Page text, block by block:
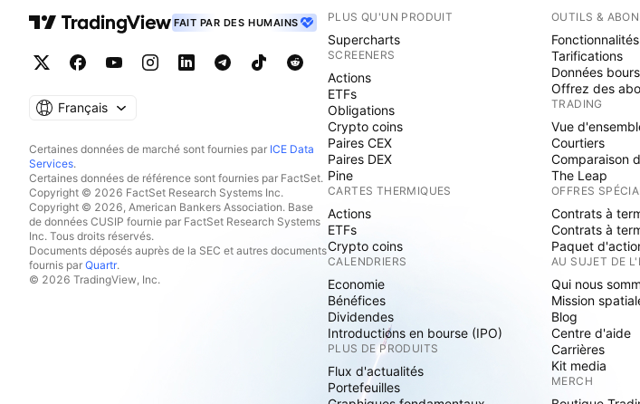
FAIT PAR DES HUMAINS
Français
Certaines données de marché sont fournies par ICE Data
Services.
Certaines données de référence sont fournies par FactSet.
Copyright © 2026 FactSet Research Systems Inc.
Copyright © 2026, American Bankers Association. Base
de données CUSIP fournie par FactSet Research Systems
Inc. Tous droits réservés.
Documents déposés auprès de la SEC et autres documents
fournis par Quartr.
© 2026 TradingView, Inc.
PLUS QU'UN PRODUIT
Supercharts
SCREENERS
Actions
ETFs
Obligations
Crypto coins
Paires CEX
Paires DEX
Pine
CARTES THERMIQUES
Actions
ETFs
Crypto coins
CALENDRIERS
Economie
Bénéfices
Dividendes
Introductions en bourse (IPO)
PLUS DE PRODUITS
Flux d'actualités
Portefeuilles
OUTILS &
Fonctionnalités
Tarifications
Données
Offrez des
TRADING
Vue
Courtiers
Comparaison
The Leap
OFFRES
Contrats à
Contrats à
Paquet
AU SUJET DE
Qui nous
Mission
Blog
Centre d'aide
Carrières
Kit media
MERCH